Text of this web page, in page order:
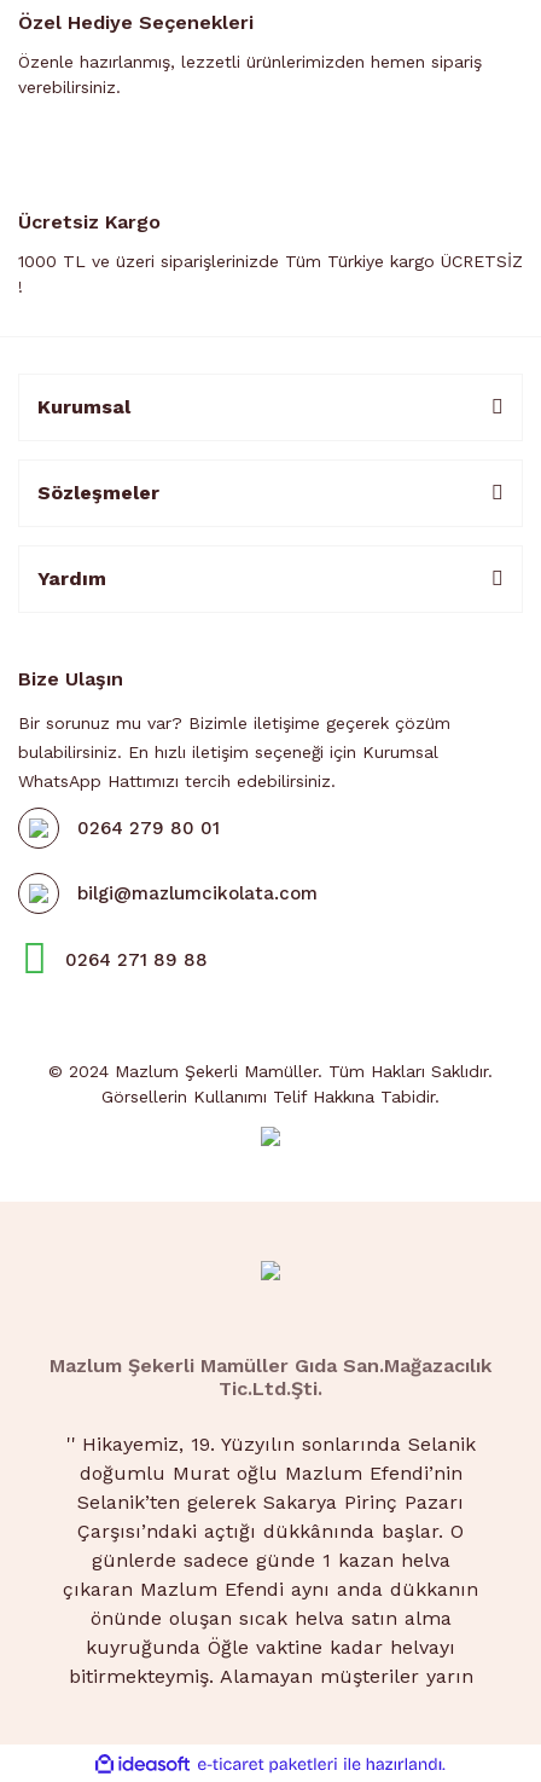
Özel Hediye Seçenekleri
Özenle hazırlanmış, lezzetli ürünlerimizden hemen sipariş
verebilirsiniz.
Ücretsiz Kargo
1000 TL ve üzeri siparişlerinizde Tüm Türkiye kargo ÜCRETSİZ
!
Kurumsal
Sözleşmeler
Yardım
Bize Ulaşın
Bir sorunuz mu var? Bizimle iletişime geçerek çözüm
bulabilirsiniz. En hızlı iletişim seçeneği için Kurumsal
WhatsApp Hattımızı tercih edebilirsiniz.
0264 279 80 01
bilgi@mazlumcikolata.com
0264 271 89 88
© 2024 Mazlum Şekerli Mamüller. Tüm Hakları Saklıdır.
Görsellerin Kullanımı Telif Hakkına Tabidir.
Mazlum Şekerli Mamüller Gıda San.Mağazacılık
Tic.Ltd.Şti.
'' Hikayemiz, 19. Yüzyılın sonlarında Selanik
doğumlu Murat oğlu Mazlum Efendi’nin
Selanik’ten gelerek Sakarya Pirinç Pazarı
Çarşısı’ndaki açtığı dükkânında başlar. O
günlerde sadece günde 1 kazan helva
çıkaran Mazlum Efendi aynı anda dükkanın
önünde oluşan sıcak helva satın alma
kuyruğunda Öğle vaktine kadar helvayı
bitirmekteymiş. Alamayan müşteriler yarın
büyümesi ile baba-oğul birlikte çalışmaya
ideasoft
e-